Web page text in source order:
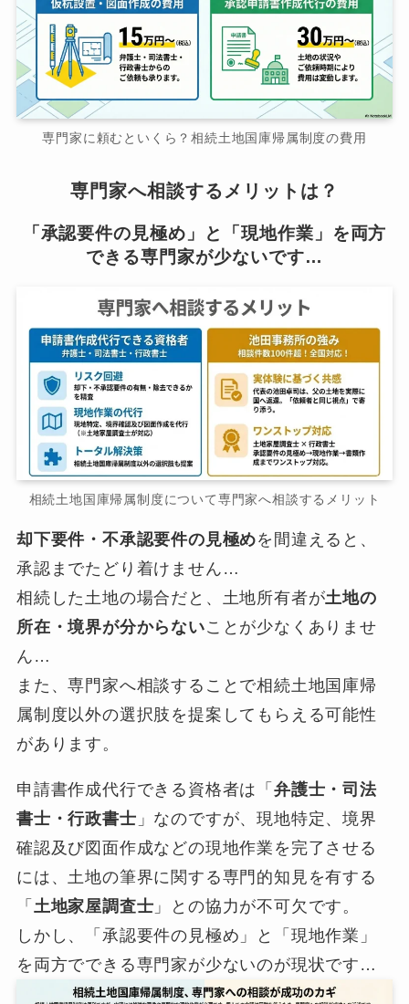
専門家に頼むといくら？相続土地国庫帰属制度の費用
専門家へ相談するメリットは？
「承認要件の見極め」と「現地作業」を両方
できる専門家が少ないです…
相続土地国庫帰属制度について専門家へ相談するメリット
却下要件・不承認要件の見極めを間違えると、
承認までたどり着けません…
相続した土地の場合だと、土地所有者が土地の
所在・境界が分からないことが少なくありませ
ん…
また、専門家へ相談することで相続土地国庫帰
属制度以外の選択肢を提案してもらえる可能性
があります。
申請書作成代行できる資格者は「弁護士・司法
書士・行政書士 」なのですが、現地特定、境界
確認及び図面作成などの現地作業を完了させる
には、土地の筆界に関する専門的知見を有する
「 土地家屋調査士 」との協力が不可欠です。
しかし、「承認要件の見極め」と「現地作業」
を両方でできる専門家が少ないのが現状です…